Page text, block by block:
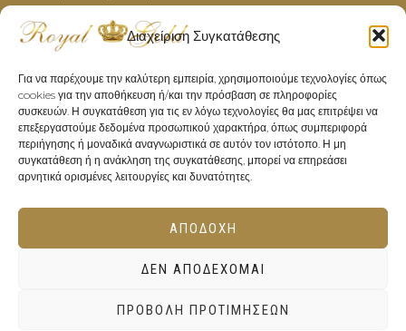
Διαχείριση Συγκατάθεσης
Για να παρέχουμε την καλύτερη εμπειρία, χρησιμοποιούμε τεχνολογίες όπως
cookies για την αποθήκευση ή/και την πρόσβαση σε πληροφορίες
συσκευών. Η συγκατάθεση για τις εν λόγω τεχνολογίες θα μας επιτρέψει να
επεξεργαστούμε δεδομένα προσωπικού χαρακτήρα, όπως συμπεριφορά
περιήγησης ή μοναδικά αναγνωριστικά σε αυτόν τον ιστότοπο. Η μη
συγκατάθεση ή η ανάκληση της συγκατάθεσης, μπορεί να επηρεάσει
αρνητικά ορισμένες λειτουργίες και δυνατότητες.
ΑΠΟΔΟΧΉ
ΔΕΝ ΑΠΟΔΈΧΟΜΑΙ
ΠΡΟΒΟΛΉ ΠΡΟΤΙΜΉΣΕΩΝ